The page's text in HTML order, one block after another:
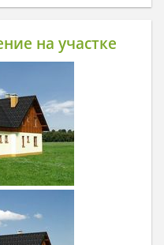
на участке